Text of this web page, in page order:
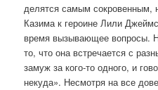
делятся самым сокровенным,
Казима к героине Лили
время вызывающее вопросы.
то, что она встречается с
замуж за кого-то одного, и
некуда». Несмотря на все